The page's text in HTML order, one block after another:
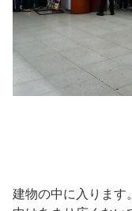
建物の中に入ります。